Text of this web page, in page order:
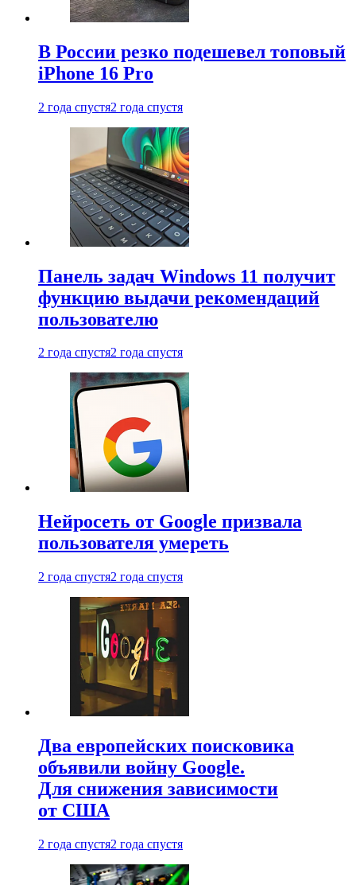
В России резко подешевел топовый
iPhone 16 Pro
2 года спустя2 года спустя
Панель задач Windows 11 получит
функцию выдачи рекомендаций
пользователю
2 года спустя2 года спустя
Нейросеть от Google призвала
пользователя умереть
2 года спустя2 года спустя
Два европейских поисковика
объявили войну Google.
Для снижения зависимости
от США
2 года спустя2 года спустя